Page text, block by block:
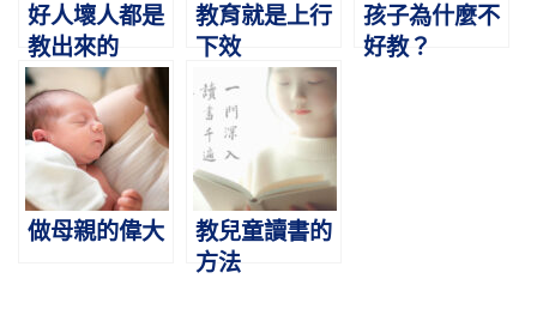
好人壞人都是
教出來的
教育就是上行
下效
孩子為什麼不
好教？
做母親的偉大
教兒童讀書的
方法